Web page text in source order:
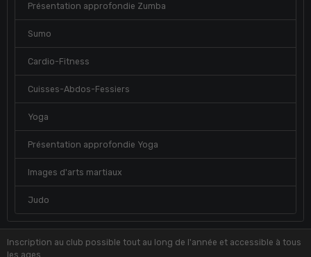
Présentation approfondie Zumba
Sumo
Cardio-Fitness
Cuisses-Abdos-Fessiers
Yoga
Présentation approfondie Yoga
Images d'arts martiaux
Judo
Inscription au club possible tout au long de l'année et accessible à tous
les ages.